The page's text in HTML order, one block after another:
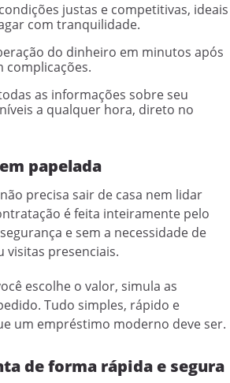
condições justas e competitivas, ideais
com tranquilidade.
do dinheiro em minutos após
complicações.
as informações sobre seu
a qualquer hora, direto no
papelada
precisa sair de casa nem lidar
é feita inteiramente pelo
e sem a necessidade de
visitas presenciais.
escolhe o valor, simula as
Tudo simples, rápido e
um empréstimo moderno deve ser.
de forma rápida e segura